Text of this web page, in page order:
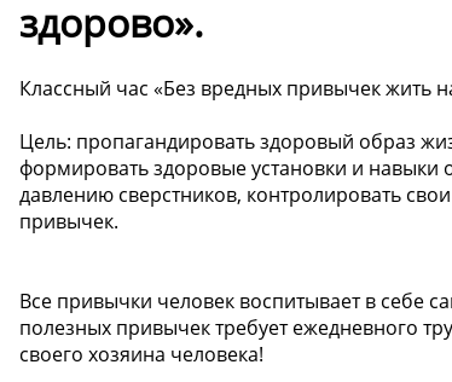
здорово».
Классный час «Без вредных привычек жить
Цель: пропагандировать здоровый образ
формировать здоровые установки и навыки
давлению сверстников, контролировать
привычек.
Все привычки человек воспитывает в себе
полезных привычек требует ежедневного
своего хозяина человека!